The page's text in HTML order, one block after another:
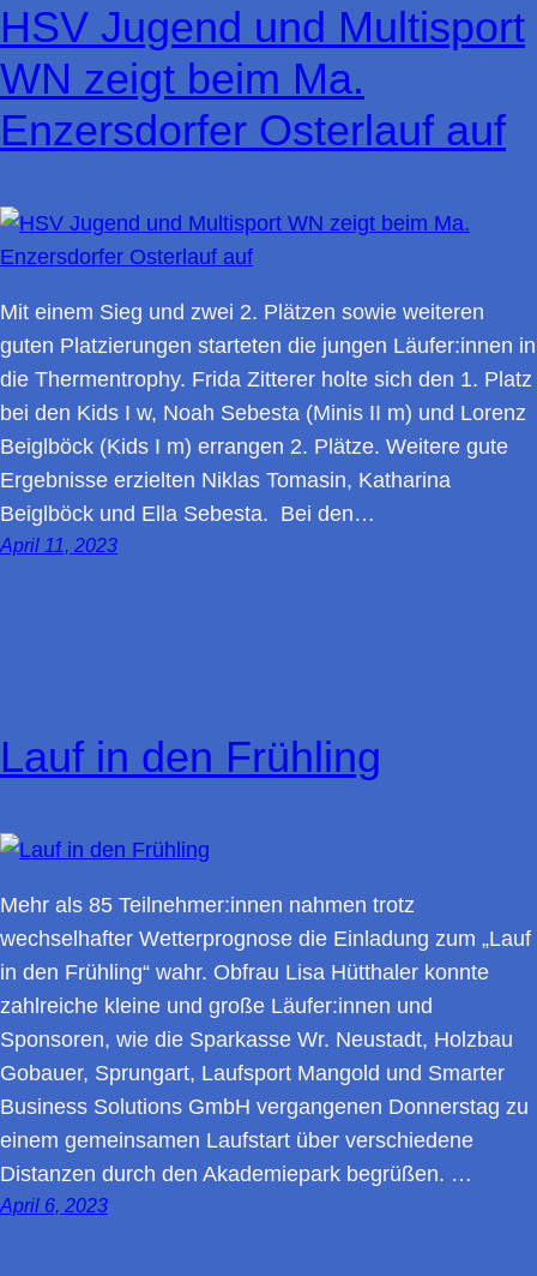
HSV Jugend und Multisport
WN zeigt beim Ma.
Enzersdorfer Osterlauf auf
Mit einem Sieg und zwei 2. Plätzen sowie weiteren
guten Platzierungen starteten die jungen Läufer:innen in
die Thermentrophy. Frida Zitterer holte sich den 1. Platz
bei den Kids I w, Noah Sebesta (Minis II m) und Lorenz
Beiglböck (Kids I m) errangen 2. Plätze. Weitere gute
Ergebnisse erzielten Niklas Tomasin, Katharina
Beiglböck und Ella Sebesta. Bei den…
April 11, 2023
Lauf in den Frühling
Mehr als 85 Teilnehmer:innen nahmen trotz
wechselhafter Wetterprognose die Einladung zum „Lauf
in den Frühling“ wahr. Obfrau Lisa Hütthaler konnte
zahlreiche kleine und große Läufer:innen und
Sponsoren, wie die Sparkasse Wr. Neustadt, Holzbau
Gobauer, Sprungart, Laufsport Mangold und Smarter
Business Solutions GmbH vergangenen Donnerstag zu
einem gemeinsamen Laufstart über verschiedene
Distanzen durch den Akademiepark begrüßen. …
April 6, 2023